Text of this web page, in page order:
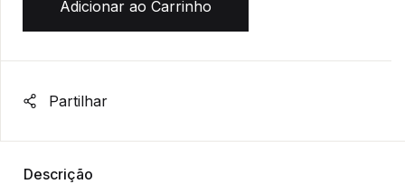
Adicionar ao Carrinho
Partilhar
Descrição